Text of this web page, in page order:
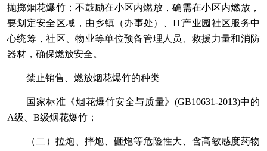
抛掷烟花爆竹；不鼓励在小区内燃放，确需在小区内燃放，
要划定安全区域，由乡镇（办事处）、IT产业园社区服务中
心统筹，社区、物业等单位预备管理人员、救援力量和消防
器材，确保燃放安全。
禁止销售、燃放烟花爆竹的种类
国家标准《烟花爆竹安全与质量》(GB10631-2013)中的
A级、B级烟花爆竹；
（二）拉炮、摔炮、砸炮等危险性大、含高敏感度药物